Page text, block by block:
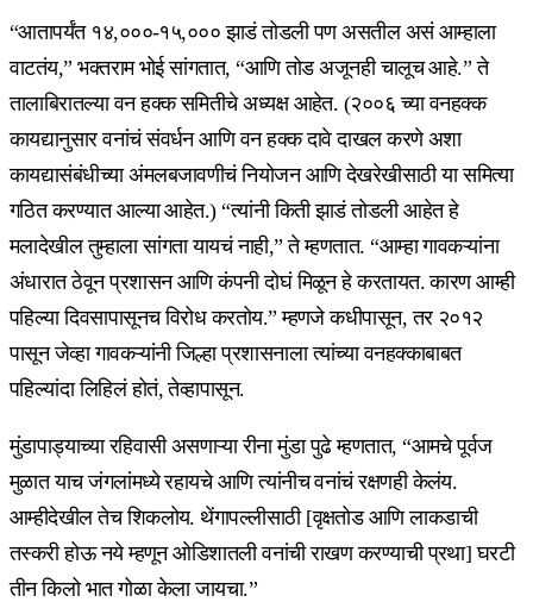
“आतापर्यंत १४,०००-१५,००० झाडं तोडली पण असतील असं आम्हाला
वाटतंय,” भक्तराम भोई सांगतात, “आणि तोड अजूनही चालूच आहे.” ते
तालाबिरातल्या वन हक्क समितीचे अध्यक्ष आहेत. (२००६ च्या वनहक्क
कायद्यानुसारवनांचं संवर्धन आणि वन हक्क दावे दाखल करणे अशा
कायद्यासंबंधीच्या अंमलबजावणीचं नियोजन आणि देखरेखीसाठी या समित्या
गठित करण्यात आल्या आहेत.) “त्यांनी किती झाडं तोडली आहेत हे
मलादेखील तुम्हाला सांगता यायचं नाही,” ते म्हणतात. “आम्हा गावकऱ्यांना
अंधारात ठेवून प्रशासन आणि कंपनी दोघं मिळून हे करतायत. कारण आम्ही
पहिल्या दिवसापासूनच विरोध करतोय.” म्हणजे कधीपासून, तर २०१२
पासून जेव्हा गावकऱ्यांनी जिल्हा प्रशासनाला त्यांच्या वनहक्काबाबत
पहिल्यांदा लिहिलं होतं, तेव्हापासून.
मुंडापाड्याच्या रहिवासी असणाऱ्या रीना मुंडा पुढे म्हणतात, “आमचे पूर्वज
मुळात याच जंगलांमध्ये रहायचे आणि त्यांनीच वनांचं रक्षणही केलंय.
आम्हीदेखील तेच शिकलोय. थेंगापल्लीसाठी [वृक्षतोड आणि लाकडाची
तस्करी होऊ नये म्हणून ओडिशातली वनांची राखण करण्याची प्रथा] घरटी
तीन किलो भात गोळा केला जायचा.”